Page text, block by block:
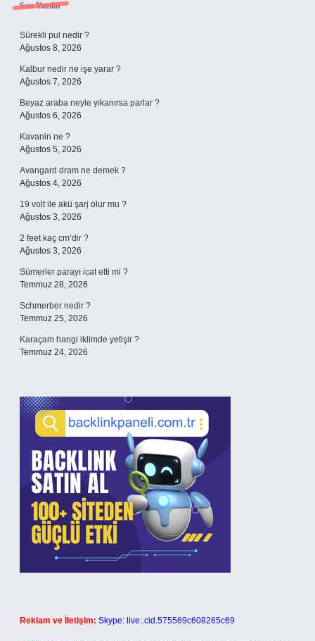
Sidebar
Son Yazılar
Sürekli pul nedir ?
Ağustos 8, 2026
Kalbur nedir ne işe yarar ?
Ağustos 7, 2026
Beyaz araba neyle yıkanırsa parlar ?
Ağustos 6, 2026
Kavanin ne ?
Ağustos 5, 2026
Avangard dram ne demek ?
Ağustos 4, 2026
19 volt ile akü şarj olur mu ?
Ağustos 3, 2026
2 feet kaç cm’dir ?
Ağustos 3, 2026
Sümerler parayı icat etti mi ?
Temmuz 28, 2026
Schmerber nedir ?
Temmuz 25, 2026
Karaçam hangi iklimde yetişir ?
Temmuz 24, 2026
Reklam ve İletişim: Skype: live:.cid.575569c608265c69